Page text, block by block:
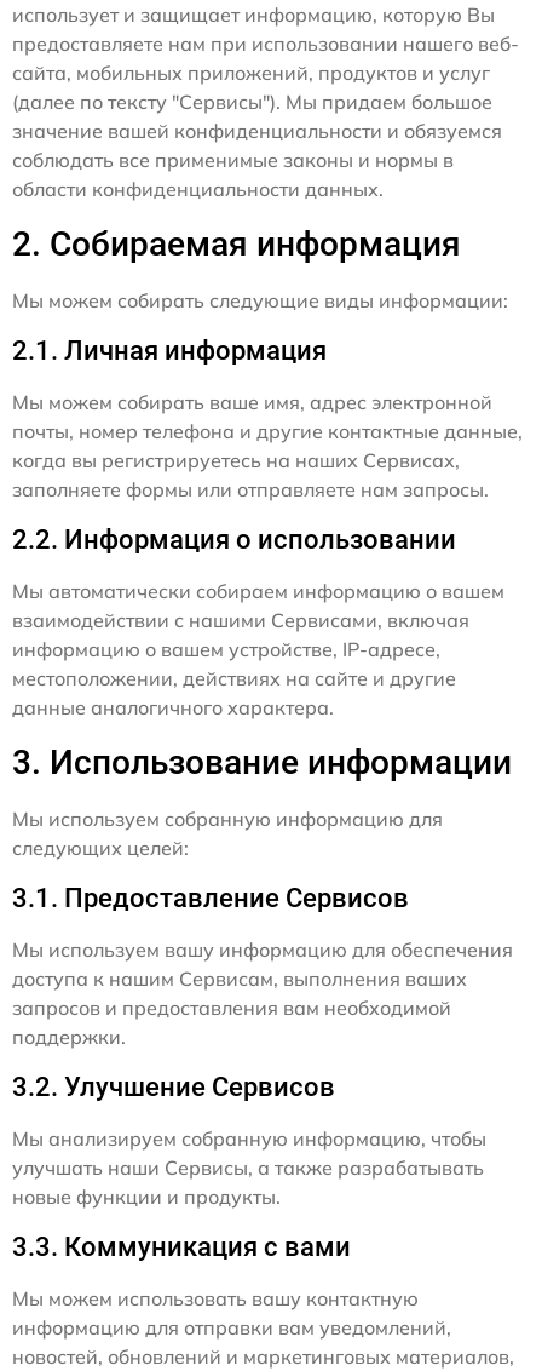
использует и защищает информацию, которую Вы
предоставляете нам при использовании нашего веб-
сайта, мобильных приложений, продуктов и услуг
(далее по тексту "Сервисы"). Мы придаем большое
значение вашей конфиденциальности и обязуемся
соблюдать все применимые законы и нормы в
области конфиденциальности данных.
2. Собираемая информация
Мы можем собирать следующие виды информации:
2.1. Личная информация
Мы можем собирать ваше имя, адрес электронной
почты, номер телефона и другие контактные данные,
когда вы регистрируетесь на наших Сервисах,
заполняете формы или отправляете нам запросы.
2.2. Информация о использовании
Мы автоматически собираем информацию о вашем
взаимодействии с нашими Сервисами, включая
информацию о вашем устройстве, IP-адресе,
местоположении, действиях на сайте и другие
данные аналогичного характера.
3. Использование информации
Мы используем собранную информацию для
следующих целей:
3.1. Предоставление Сервисов
Мы используем вашу информацию для обеспечения
доступа к нашим Сервисам, выполнения ваших
запросов и предоставления вам необходимой
поддержки.
3.2. Улучшение Сервисов
Мы анализируем собранную информацию, чтобы
улучшать наши Сервисы, а также разрабатывать
новые функции и продукты.
3.3. Коммуникация с вами
Мы можем использовать вашу контактную
информацию для отправки вам уведомлений,
новостей, обновлений и маркетинговых материалов,